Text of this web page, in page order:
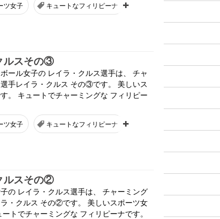
ツ女子 キュートなフィリピーナ
ルスその③
ール女子の レイラ・クルス選手は、 チャ
手レイラ・クルス その③です。 美しいス
。 キュートでチャーミングな フィリピー
ツ女子 キュートなフィリピーナ
ルスその②
の レイラ・クルス選手は、 チャーミング
・クルス その②です。 美しいスポーツ女
トでチャーミングな フィリピーナです。